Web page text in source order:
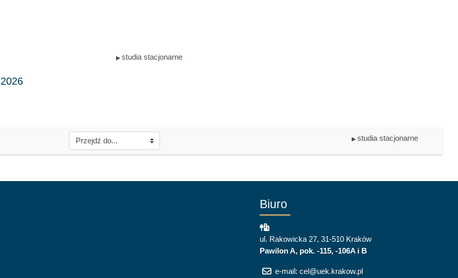
▶︎ studia stacjonarne
▶︎ studia stacjonarne
Biuro
ul. Rakowicka 27, 31-510 Kraków
Pawilon A, pok. -115, -106A i B
e-mail: cel@uek.krakow.pl